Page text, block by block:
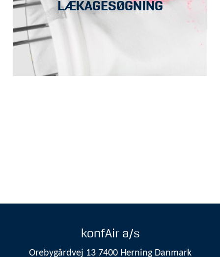
LÆKAGESØGNING
konfAir a/s
Orebygårdvej 13 7400 Herning Danmark